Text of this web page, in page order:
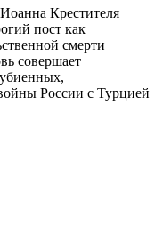
Крестителя
пост как
смерти
совершает
России с Турцией